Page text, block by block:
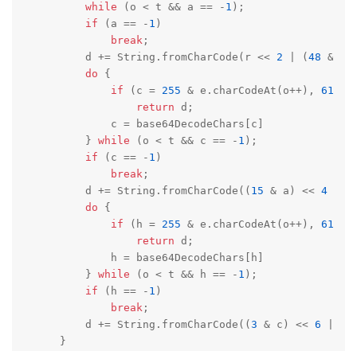
while (o < t && a == - 1 );
if (a == - 1 )
break;
        d += String.fromCharCode(r <<
2 | ( 48 &
do {
if (c = 255 & e.charCodeAt(o++), 61
return d;
            c = base64DecodeChars[c]
        }
while (o < t && c == - 1 );
if (c == - 1 )
break;
        d += String.fromCharCode((
15 & a) << 4 | (
do {
if (h = 255 & e.charCodeAt(o++), 61
return d;
            h = base64DecodeChars[h]
        }
while (o < t && h == - 1 );
if (h == - 1 )
break;
        d += String.fromCharCode((
3 & c) << 6
    }